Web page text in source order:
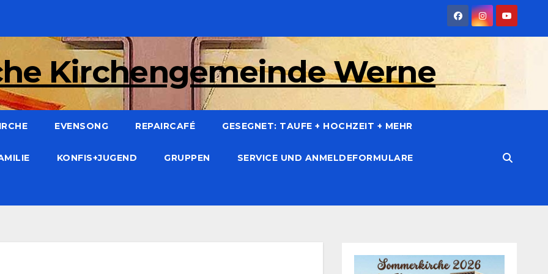
Kirchengemeinde Werne
EVENSONG REPAIRCAFÉ GESEGNET: TAUFE + HOCHZEIT + MEHR
KONFIS+JUGEND GRUPPEN SERVICE UND ANMELDEFORMULARE